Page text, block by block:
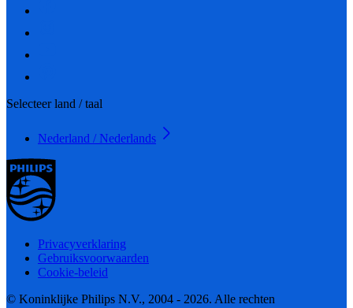
Selecteer land / taal
Nederland / Nederlands
Privacyverklaring
Gebruiksvoorwaarden
Cookie-beleid
© Koninklijke Philips N.V., 2004 - 2026. Alle rechten